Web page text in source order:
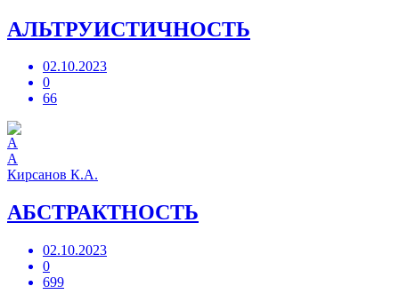
АЛЬТРУИСТИЧНОСТЬ
02.10.2023
0
66
А
Кирсанов К.А.
АБСТРАКТНОСТЬ
02.10.2023
0
699